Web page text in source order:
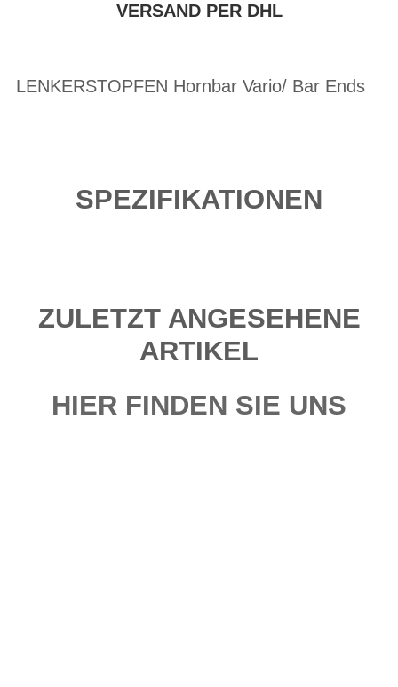
VERSAND PER DHL
LENKERSTOPFEN Hornbar Vario/ Bar Ends
SPEZIFIKATIONEN
ZULETZT ANGESEHENE
ARTIKEL
HIER FINDEN SIE UNS